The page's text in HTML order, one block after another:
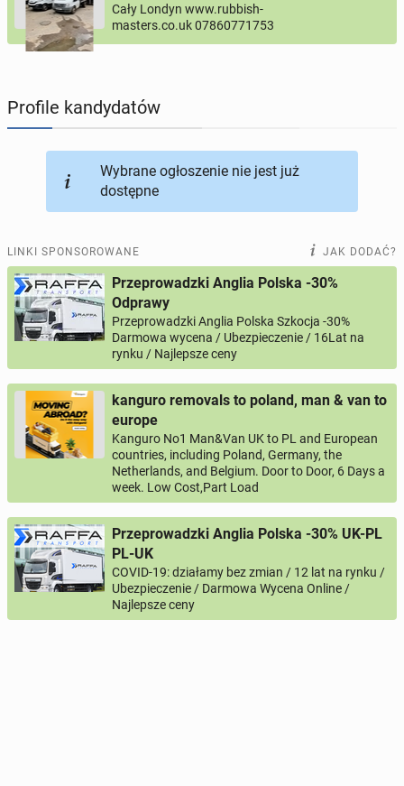
USŁUGI 163
KUPIĘ & SPRZEDAM
TOWARZYSKIE 114ogłoszeń online
Cały Londyn www.rubbish-
masters.co.uk 07860771753
Profile kandydatów
Wybrane ogłoszenie nie jest już
dostępne
LINKI SPONSOROWANE JAK DODAĆ?
Przeprowadzki Anglia Polska -30%
Odprawy
Przeprowadzki Anglia Polska Szkocja -30%
Darmowa wycena / Ubezpieczenie / 16Lat na
rynku / Najlepsze ceny
kanguro removals to poland, man & van to
europe
Kanguro No1 Man&Van UK to PL and European
countries, including Poland, Germany, the
Netherlands, and Belgium. Door to Door, 6 Days a
week. Low Cost,Part Load
Przeprowadzki Anglia Polska -30% UK-PL
PL-UK
COVID-19: działamy bez zmian / 12 lat na rynku /
Ubezpieczenie / Darmowa Wycena Online /
Najlepsze ceny